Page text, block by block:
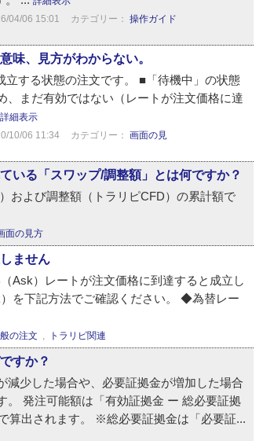
04/06 15:01 カテゴリー： 操作ガイド
味、見方がわからない。
する状態の注文です。 ■「待機中」の状態
まだ有効ではない（レートが注文価格に達
詳細表示
10/06 11:34 カテゴリー： 画面の見
いる「スワップ/調整額」とは何ですか？
および調整額（トラリピCFD）の累計額で
面の見方
ません
Ask）レートが注文価格に到達すると成立し
を下記方法でご確認ください。 ◆為替レー
の注文 , トラリピ関連
すか？
少した場合や、必要証拠金が増加した場合
。 発注可能額は「有効証拠金 ー 総必要証拠
算出されます。 ※総必要証拠金は「必要証...